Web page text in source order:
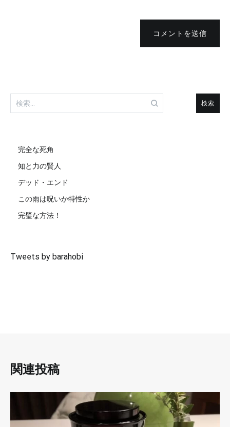
コメントを送信
検
索:
完全な死角
知と力の賢人
デッド・エンド
この雨は呪いか特性か
完璧な方法！
Tweets by barahobi
関連投稿